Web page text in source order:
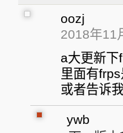
oozj
2018年11
a大更新下
里面有
或者告诉
ywb